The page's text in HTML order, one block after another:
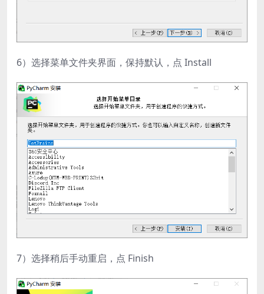
6）选择菜单文件夹界面，保持默认，点 Install
7）选择稍后手动重启，点 Finish